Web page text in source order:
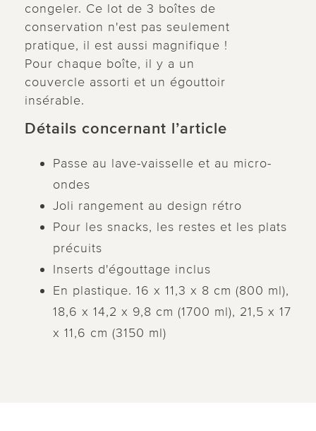
congeler. Ce lot de 3 boîtes de
conservation n'est pas seulement
pratique, il est aussi magnifique !
Pour chaque boîte, il y a un
couvercle assorti et un égouttoir
insérable.
Détails concernant l’article
Passe au lave-vaisselle et au micro-
ondes
Joli rangement au design rétro
Pour les snacks, les restes et les plats
précuits
Inserts d'égouttage inclus
En plastique. 16 x 11,3 x 8 cm (800 ml),
18,6 x 14,2 x 9,8 cm (1700 ml), 21,5 x 17
x 11,6 cm (3150 ml)